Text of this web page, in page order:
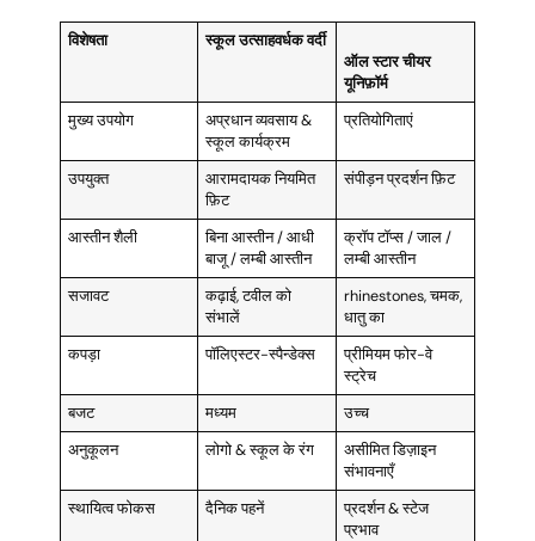
विशेषता
स्कूल उत्साहवर्धक वर्दी
ऑल स्टार चीयर
यूनिफ़ॉर्म
मुख्य उपयोग
अप्रधान व्यवसाय &
स्कूल कार्यक्रम
प्रतियोगिताएं
उपयुक्त
आरामदायक नियमित
फ़िट
संपीड़न प्रदर्शन फ़िट
आस्तीन शैली
बिना आस्तीन / आधी
बाजू / लम्बी आस्तीन
क्रॉप टॉप्स / जाल /
लम्बी आस्तीन
सजावट
कढ़ाई, टवील को
संभालें
rhinestones, चमक,
धातु का
कपड़ा
पॉलिएस्टर-स्पैन्डेक्स
प्रीमियम फोर-वे
स्ट्रेच
बजट
मध्यम
उच्च
अनुकूलन
लोगो & स्कूल के रंग
असीमित डिज़ाइन
संभावनाएँ
स्थायित्व फोकस
दैनिक पहनें
प्रदर्शन & स्टेज
प्रभाव